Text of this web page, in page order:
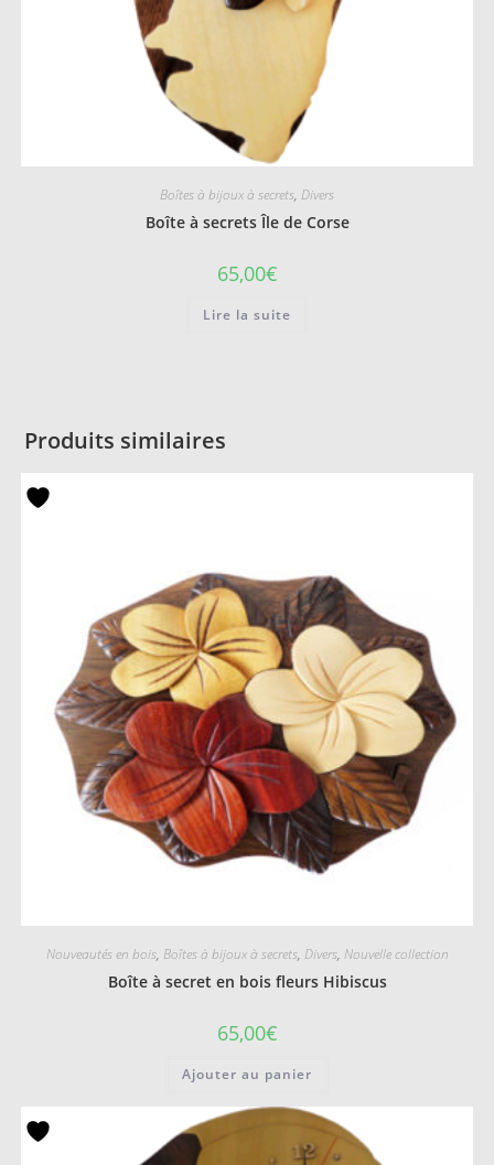
Boîtes à bijoux à secrets, Divers
Boîte à secrets Île de Corse
65,00€
Lire la suite
Produits similaires
Nouveautés en bois, Boîtes à bijoux à secrets, Divers, Nouvelle collection
Boîte à secret en bois fleurs Hibiscus
65,00€
Ajouter au panier